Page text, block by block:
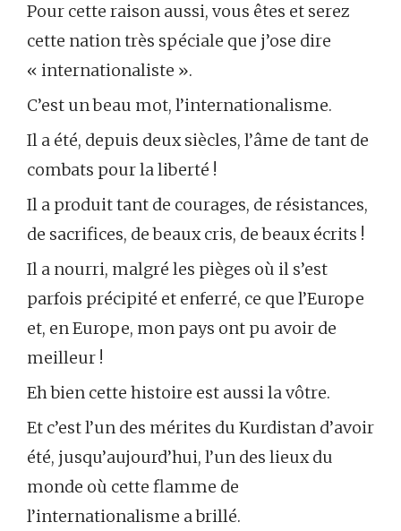
Pour cette raison aussi, vous êtes et serez
cette nation très spéciale que j’ose dire
« internationaliste ».
C’est un beau mot, l’internationalisme.
Il a été, depuis deux siècles, l’âme de tant de
combats pour la liberté !
Il a produit tant de courages, de résistances,
de sacrifices, de beaux cris, de beaux écrits !
Il a nourri, malgré les pièges où il s’est
parfois précipité et enferré, ce que l’Europe
et, en Europe, mon pays ont pu avoir de
meilleur !
Eh bien cette histoire est aussi la vôtre.
Et c’est l’un des mérites du Kurdistan d’avoir
été, jusqu’aujourd’hui, l’un des lieux du
monde où cette flamme de
l’internationalisme a brillé.